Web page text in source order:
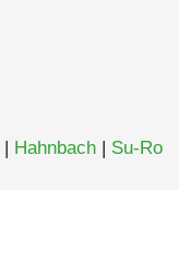
| Hahnbach | Su-Ro